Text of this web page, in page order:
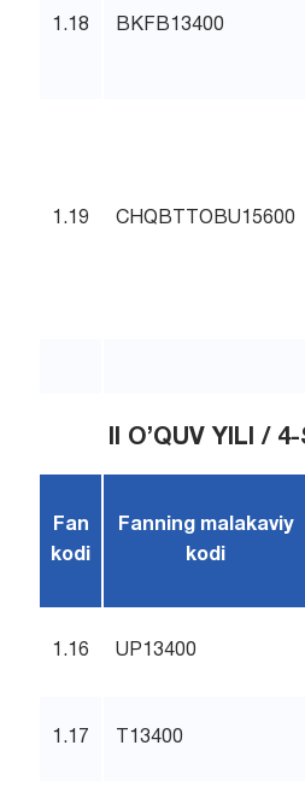
1.18 BKFB13400
1.19 CHQBTTOBU15600
II O’QUV YILI /
Fan
kodi
Fanning malakaviy
kodi
1.16 UP13400
1.17 T13400